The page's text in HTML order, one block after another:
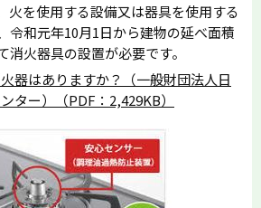
火を使用する設備又は器具を使用する
令和元年10月1日から建物の延べ面積
消火器具の設置が必要です。
器はありますか？（一般財団法人日
ター）（PDF：2,429KB）